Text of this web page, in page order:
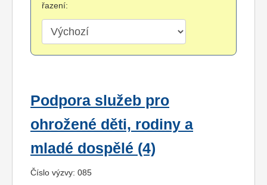
řazení:
Podpora služeb pro
ohrožené děti, rodiny a
mladé dospělé (4)
Číslo výzvy: 085